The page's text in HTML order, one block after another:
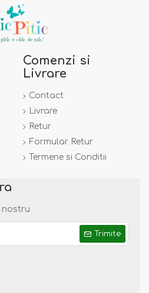
Comenzi si
Livrare
Contact
Livrare
Retur
Formular Retur
Termene si Conditii
nostru
Trimite